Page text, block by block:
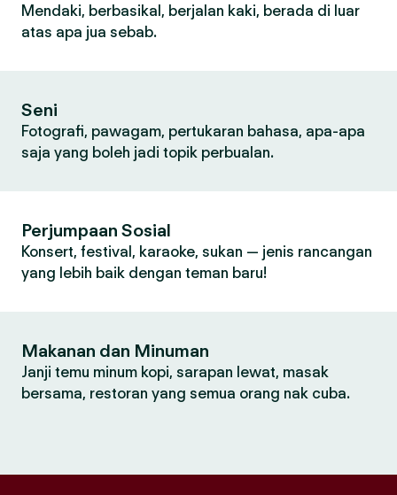
Mendaki, berbasikal, berjalan kaki, berada di luar
atas apa jua sebab.
Seni
Fotografi, pawagam, pertukaran bahasa, apa-apa
saja yang boleh jadi topik perbualan.
Perjumpaan Sosial
Konsert, festival, karaoke, sukan — jenis rancangan
yang lebih baik dengan teman baru!
Makanan dan Minuman
Janji temu minum kopi, sarapan lewat, masak
bersama, restoran yang semua orang nak cuba.